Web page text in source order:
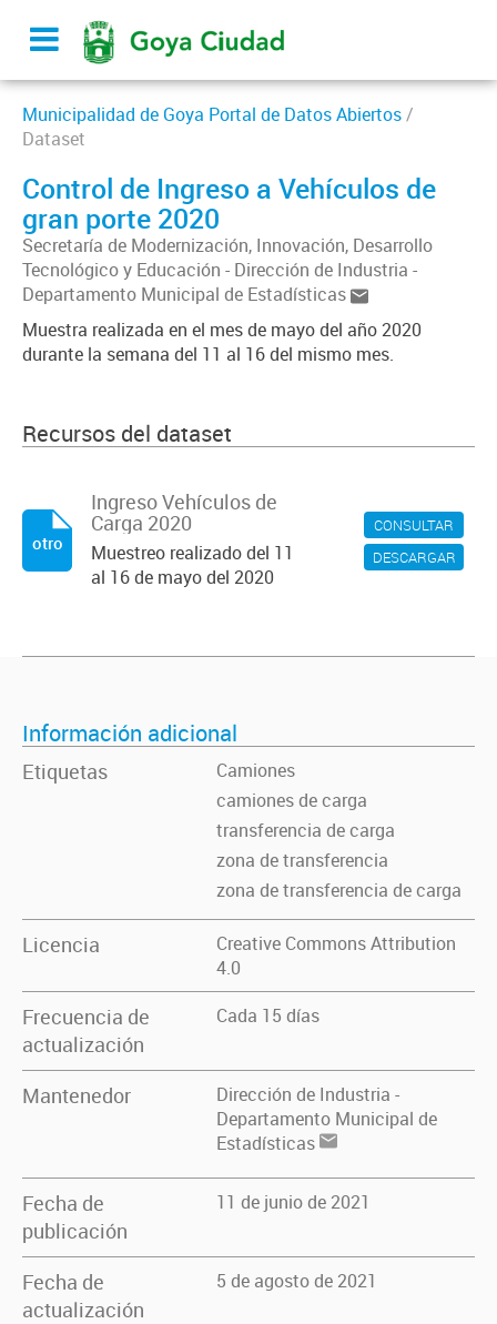
Municipalidad de Goya Portal de Datos Abiertos/
Dataset
Control de Ingreso a Vehículos de
gran porte 2020
Secretaría de Modernización, Innovación, Desarrollo
Tecnológico y Educación - Dirección de Industria -
Departamento Municipal de Estadísticas
Muestra realizada en el mes de mayo del año 2020
durante la semana del 11 al 16 del mismo mes.
Recursos del dataset
CONSULTAR
DESCARGAR
Ingreso Vehículos de
Carga 2020
Muestreo realizado del 11
al 16 de mayo del 2020
otro
Información adicional
Etiquetas
Camiones
camiones de carga
transferencia de carga
zona de transferencia
zona de transferencia de carga
Licencia
Creative Commons Attribution
4.0
Frecuencia de
actualización
Cada 15 días
Mantenedor
Dirección de Industria -
Departamento Municipal de
Estadísticas
Fecha de
publicación
11 de junio de 2021
Fecha de
actualización
5 de agosto de 2021